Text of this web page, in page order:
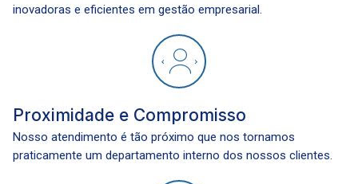
inovadoras e eficientes em gestão empresarial.
Proximidade e Compromisso
Nosso atendimento é tão próximo que nos tornamos
praticamente um departamento interno dos nossos clientes.